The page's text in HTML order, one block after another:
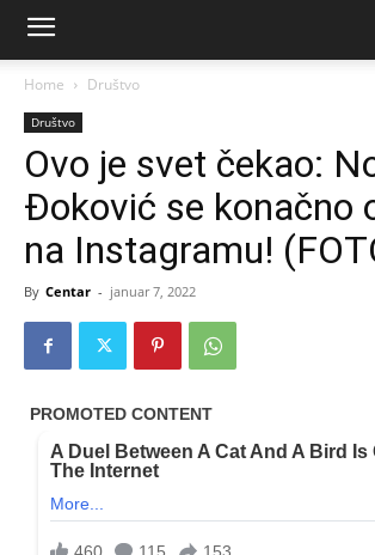
Home Društvo
Društvo
Ovo je svet čekao:
Đoković se konačno
na Instagramu!
By Centar - januar 7, 2022